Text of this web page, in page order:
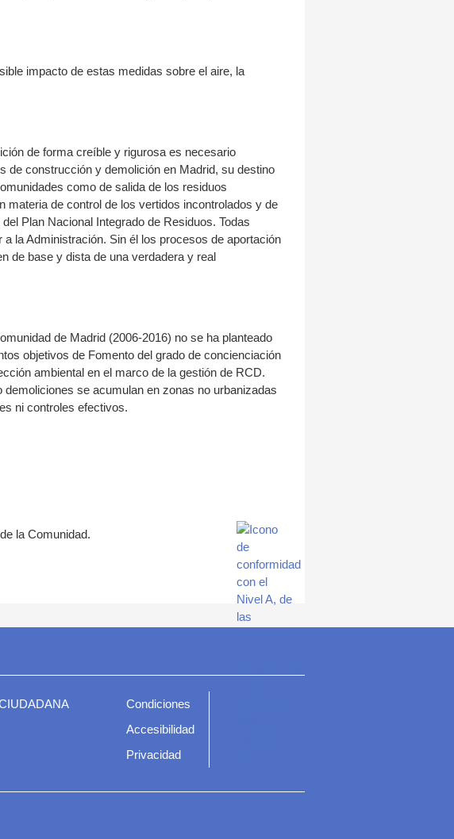
impacto de estas medidas sobre el aire, la
de forma creíble y rigurosa es necesario
de construcción y demolición en Madrid, su destino
como de salida de los residuos
materia de control de los vertidos incontrolados y de
Plan Nacional Integrado de Residuos. Todas
la Administración. Sin él los procesos de aportación
de base y dista de una verdadera y real
de Madrid (2006-2016) no se ha planteado
objetivos de Fomento del grado de concienciación
ambiental en el marco de la gestión de RCD.
se acumulan en zonas no urbanizadas
ni controles efectivos.
la Comunidad.
Condiciones
Accesibilidad
Privacidad